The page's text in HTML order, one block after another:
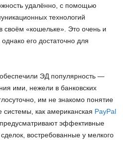
удалённо, с помощью
технологий
своём «кошельке». Это очень и
его достаточно для
ЭД популярность —
ими, нежели в банковских
им не знакомо понятие
как американская PayPal
эффективные
востребованные у мелкого